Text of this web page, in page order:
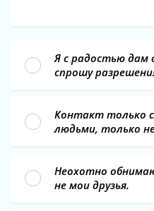
Я с радостью дам
спрошу
Контакт только
людьми, только
Неохотно
не мои друзья.